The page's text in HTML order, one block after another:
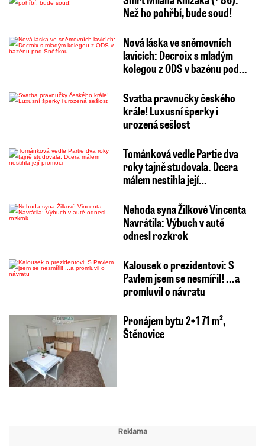
Než ho pohřbí, bude soud!
Nová láska ve sněmovních
lavicích: Decroix s mladým
kolegou z ODS v bazénu pod…
Svatba pravnučky českého
krále! Luxusní šperky i
urozená sešlost
Tománková vedle Partie dva
roky tajně studovala. Dcera
málem nestihla její…
Nehoda syna Žilkové Vincenta
Navrátila: Výbuch v autě
odnesl rozkrok
Kalousek o prezidentovi: S
Pavlem jsem se nesmířil! ...a
promluvil o návratu
Pronájem bytu 2+1 71 m²,
Štěnovice